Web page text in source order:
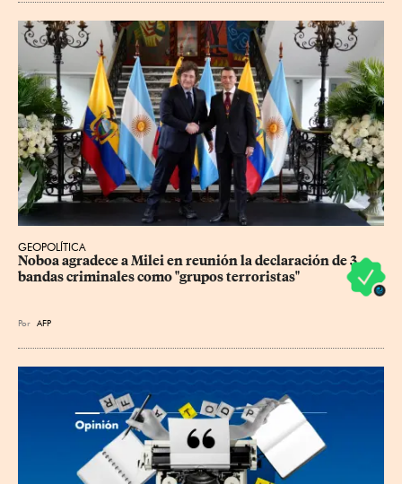
GEOPOLÍTICA
Noboa agradece a Milei en reunión la declaración de 3
bandas criminales como "grupos terroristas"
Por AFP